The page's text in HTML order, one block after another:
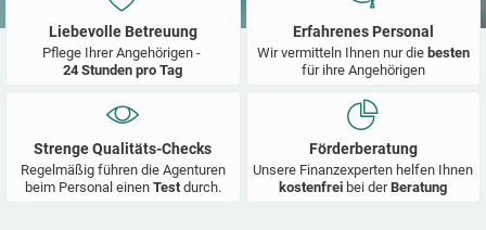
Liebevolle Betreuung
Pflege Ihrer Angehörigen -
24 Stunden pro Tag
Erfahrenes Personal
Wir vermitteln Ihnen nur die besten
für ihre Angehörigen
Strenge Qualitäts-Checks
Regelmäßig führen die Agenturen
beim Personal einen Test durch.
Förderberatung
Unsere Finanzexperten helfen Ihnen
kostenfrei bei derBeratung